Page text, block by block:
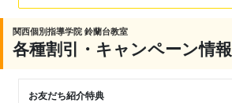
関西個別指導学院 鈴蘭台教室
各種割引・キャンペーン情報
お友だち紹介特典